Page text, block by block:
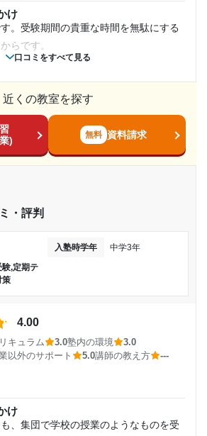
績が上がり第一志望校を受けることは
の勉強と向き合えるようになったため
間
円
上がり、結果第1志望大学に合格でき
払った金額の目安です。実際の料金とは異なる可
しくは塾にお問い合わせください。
った。
ポート、授業以外のコミュニケーション等)
問題がある時授業がない先生に聞きに
れたり、メンタルサポートをすごくし
2月(1年10ヶ月)
講習
間
口コミをすべて見る
け
。受験期間の貴重な時間を無駄にする
らです。
ではありますが、一対二であり、授業
長くないので高いと思います。
能力に必要とされるコースを提案して
にいるので個別感はないです。声が少
しれないですが、その中で集中する能
ます。駅に着いているモールのなかに
もあるためお腹が空いてもご飯食べに
てくれます。しっかりと自分の伸ばす
近くの教室を探す
)
無料 資料請求
・評判
入塾時学年 中学3年
験,定期テ
策
4.00
キュラム 3.0塾内の環境
3.0
以外のサポート 5.0講師の教え方 ---
け
、集団で学校の授業のようなものを受